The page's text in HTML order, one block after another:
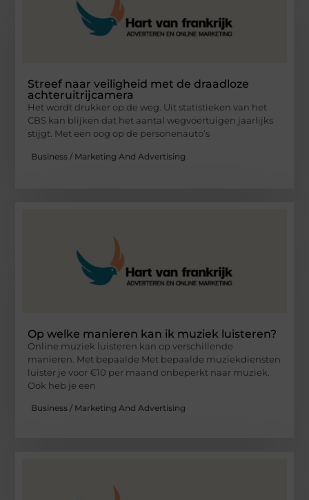
Streef naar veiligheid met de draadloze
achteruitrijcamera
Het wordt drukker op de weg. Uit statistieken van het
CBS kan blijken dat het aantal wegvoertuigen jaarlijks
stijgt. Met een oog op de personenauto’s
Business / Marketing And Advertising
Op welke manieren kan ik muziek luisteren?
Online muziek luisteren kan op verschillende
manieren. Met bepaalde Met bepaalde muziekdiensten
luister je voor €10 per maand onbeperkt naar muziek.
Ook heb je een
Business / Marketing And Advertising